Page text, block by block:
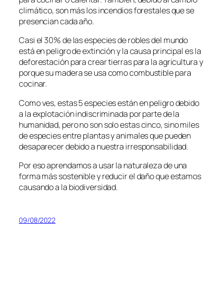
climático, son más los incendios forestales que se
presencian cada año.
Casi el 30% de las especies de robles del mundo
está en peligro de extinción y la causa principal es la
deforestación para crear tierras para la agricultura y
porque su madera se usa como combustible para
cocinar.
Como ves, estas 5 especies están en peligro debido
a la explotación indiscriminada por parte de la
humanidad, pero no son solo estas cinco, sino miles
de especies entre plantas y animales que pueden
desaparecer debido a nuestra irresponsabilidad.
Por eso aprendamos a usar la naturaleza de una
forma más sostenible y reducir el daño que estamos
causando a la biodiversidad.
09/08/2022